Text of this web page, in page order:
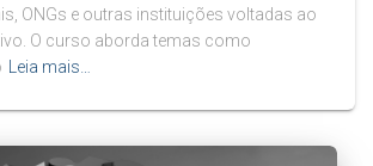
ONGs e outras instituições voltadas ao
O curso aborda temas como
Leia mais…